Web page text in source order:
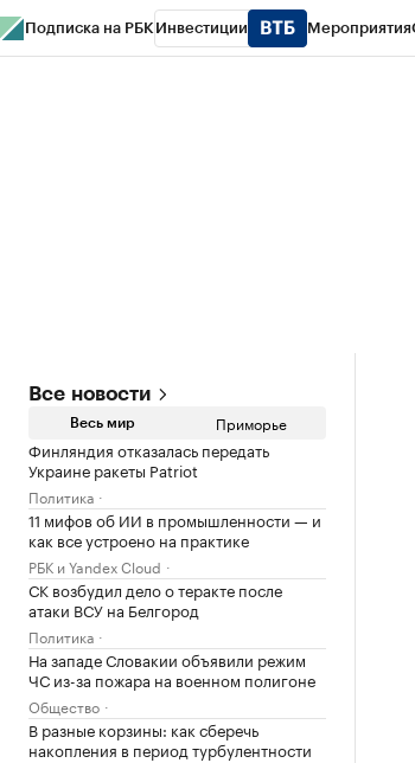
Подписка на РБК Инвестиции Мероприятия
Все новости
Весь мир Приморье
Финляндия отказалась передать
Украине ракеты Patriot
Политика
11 мифов об ИИ в промышленности — и
как все устроено на практике
РБК и Yandex Cloud
СК возбудил дело о теракте после
атаки ВСУ на Белгород
Политика
На западе Словакии объявили режим
ЧС из-за пожара на военном полигоне
Общество
В разные корзины: как сберечь
накопления в период турбулентности